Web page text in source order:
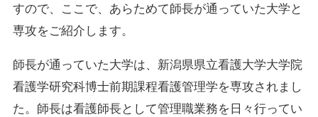
すので、ここで、あらためて師長が通っていた大学と
専攻をご紹介します。
師長が通っていた大学は、新潟県県立看護大学大学院
看護学研究科博士前期課程看護管理学を専攻されまし
た。師長は看護師長として管理職業務を日々行ってい